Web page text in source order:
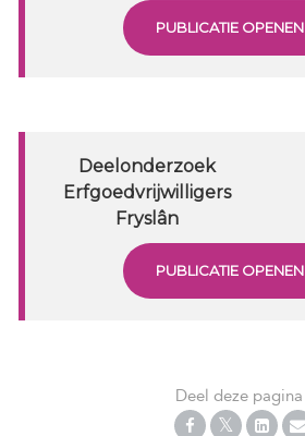
PUBLICATIE OPENEN
Deelonderzoek
Erfgoedvrijwilligers
Fryslân
PUBLICATIE OPENEN
Deel deze pagina